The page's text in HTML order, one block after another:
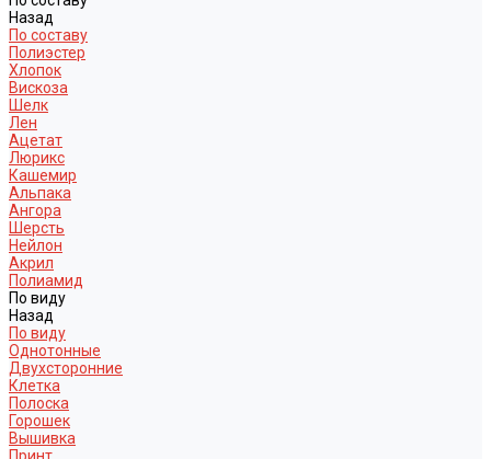
Назад
По составу
Полиэстер
Хлопок
Вискоза
Шелк
Лен
Ацетат
Люрикс
Кашемир
Альпака
Ангора
Шерсть
Нейлон
Акрил
Полиамид
По виду
Назад
По виду
Однотонные
Двухсторонние
Клетка
Полоска
Горошек
Вышивка